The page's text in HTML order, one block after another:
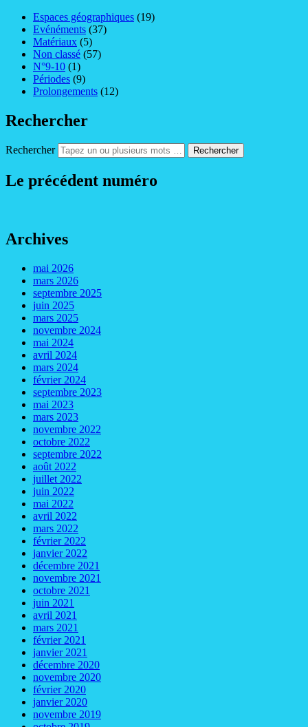
Espaces géographiques (19)
Evénéments (37)
Matériaux (5)
Non classé (57)
N°9-10 (1)
Périodes (9)
Prolongements (12)
Rechercher
Rechercher
Le précédent numéro
Archives
mai 2026
mars 2026
septembre 2025
juin 2025
mars 2025
novembre 2024
mai 2024
avril 2024
mars 2024
février 2024
septembre 2023
mai 2023
mars 2023
novembre 2022
octobre 2022
septembre 2022
août 2022
juillet 2022
juin 2022
mai 2022
avril 2022
mars 2022
février 2022
janvier 2022
décembre 2021
novembre 2021
octobre 2021
juin 2021
avril 2021
mars 2021
février 2021
janvier 2021
décembre 2020
novembre 2020
février 2020
janvier 2020
novembre 2019